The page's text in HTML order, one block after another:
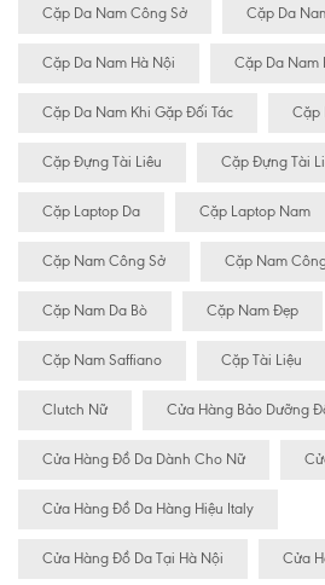
Cặp Da Nam Công Sở Cặp Da
Cặp Da Nam Hà Nội Cặp Da Nam
Cặp Da Nam Khi Gặp Đối Tác Cặp
Cặp Đựng Tài Liêu Cặp Đựng Tài
Cặp Laptop Da Cặp Laptop Nam
Cặp Nam Công Sở Cặp Nam
Cặp Nam Da Bò Cặp Nam Đẹp
Cặp Nam Saffiano Cặp Tài Liệu
Clutch Nữ Cửa Hàng Bảo Dưỡng
Cửa Hàng Đồ Da Dành Cho Nữ
Cửa Hàng Đồ Da Hàng Hiệu Italy
Cửa Hàng Đồ Da Tại Hà Nội Cửa